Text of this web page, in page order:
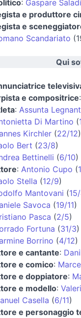
: Gaspare
e produttore
e
Scandariato
Qui
e compositrice:
: Assunta
Di Martino (
Kirchler(22/12)
Bert (23/8)
Bettinelli (6/10)
: Antonio Cupo (
Stella (12/9)
Mantovani (
Savoca (19/11)
Pasca (2/5)
Fortuna (31/3)
Borrino (4/12)
e cantante:
e comico:
e doppiatore:
e modello:
Casella (6/11)
e personaggio